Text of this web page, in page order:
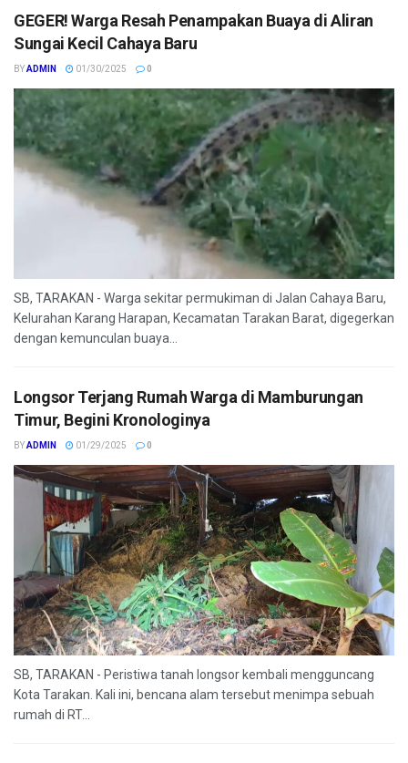
GEGER! Warga Resah Penampakan Buaya di Aliran
Sungai Kecil Cahaya Baru
BYADMIN 01/30/2025 0
SB, TARAKAN - Warga sekitar permukiman di Jalan Cahaya Baru,
Kelurahan Karang Harapan, Kecamatan Tarakan Barat, digegerkan
dengan kemunculan buaya...
Longsor Terjang Rumah Warga di Mamburungan
Timur, Begini Kronologinya
BYADMIN 01/29/2025 0
SB, TARAKAN - Peristiwa tanah longsor kembali mengguncang
Kota Tarakan. Kali ini, bencana alam tersebut menimpa sebuah
rumah di RT...